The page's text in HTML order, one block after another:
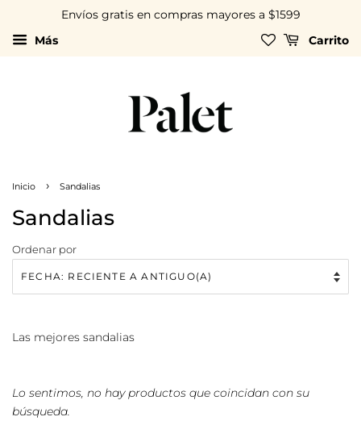
Envíos gratis en compras mayores a $1599
Más
Carrito
Inicio › Sandalias
Sandalias
Ordenar por
Las mejores sandalias
Lo sentimos, no hay productos que coincidan con su
búsqueda.